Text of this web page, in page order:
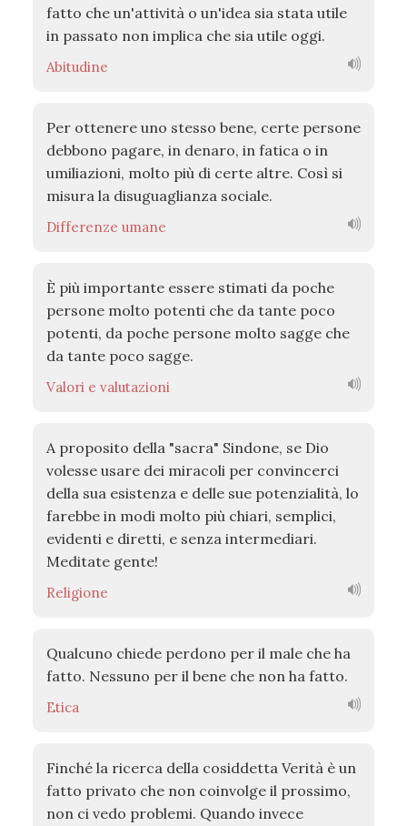
fatto che un'attività o un'idea sia stata utile
in passato non implica che sia utile oggi.
Abitudine
Per ottenere uno stesso bene, certe persone
debbono pagare, in denaro, in fatica o in
umiliazioni, molto più di certe altre. Così si
misura la disuguaglianza sociale.
Differenze umane
È più importante essere stimati da poche
persone molto potenti che da tante poco
potenti, da poche persone molto sagge che
da tante poco sagge.
Valori e valutazioni
A proposito della "sacra" Sindone, se Dio
volesse usare dei miracoli per convincerci
della sua esistenza e delle sue potenzialità, lo
farebbe in modi molto più chiari, semplici,
evidenti e diretti, e senza intermediari.
Meditate gente!
Religione
Qualcuno chiede perdono per il male che ha
fatto. Nessuno per il bene che non ha fatto.
Etica
Finché la ricerca della cosiddetta Verità è un
fatto privato che non coinvolge il prossimo,
non ci vedo problemi. Quando invece